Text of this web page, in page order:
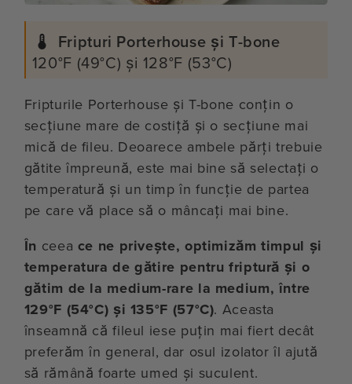
Fripturi Porterhouse și T-bone
120°F (49°C) și 128°F (53°C)
Fripturile Porterhouse și T-bone conțin o
secțiune mare de costiță și o secțiune mai
mică de fileu. Deoarece ambele părți trebuie
gătite împreună, este mai bine să selectați o
temperatură și un timp în funcție de partea
pe care vă place să o mâncați mai bine.
În ceea ce ne privește, optimizăm timpul și
temperatura de gătire pentru friptură și o
gătim de la medium-rare la medium, între
129°F (54°C) și 135°F (57°C). Aceasta
înseamnă că fileul iese puțin mai fiert decât
preferăm în general, dar osul izolator îl ajută
să rămână foarte umed și suculent.